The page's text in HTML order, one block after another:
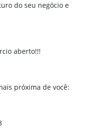
do seu negócio e
aberto!!!
próxima de você: